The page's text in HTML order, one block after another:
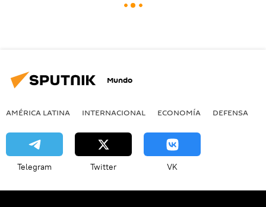
Mundo
AMÉRICA LATINA INTERNACIONAL ECONOMÍA DEFENSA
Telegram Twitter VK